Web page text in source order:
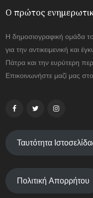
Ο πρώτος
Η δημοσιογραφική ομάδα
για την αντικειμενική και
Πάτρα και την ευρύτερη
Επικοινωνήστε μαζί μας
Ταυτότητα
Πολιτική Απορρήτου